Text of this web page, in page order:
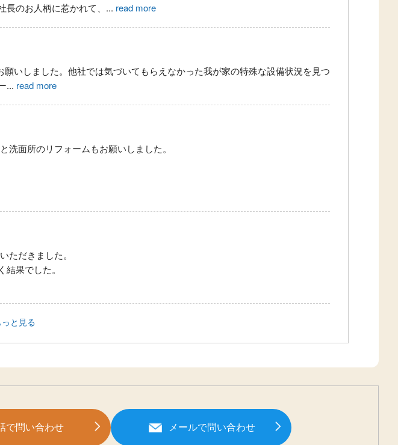
のお人柄に惹かれて、 ... read more
いしました。他社では気づいてもらえなかった我が家の特殊な設備状況を見つ
... read more
面所のリフォームもお願いしました。
ただきました。
果でした。
と見る
で問い合わせ メールで問い合わせ